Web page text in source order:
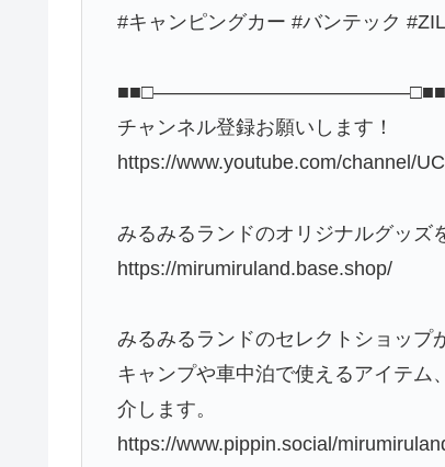
#キャンピングカー #バンテック
■■□―――――――――――――□■■
チャンネル登録お願いします！
https://www.youtube.com/channel/
みるみるランドのオリジナルグッズ
https://mirumiruland.base.shop/
みるみるランドのセレクトショップ
キャンプや車中泊で使えるアイテム
介します。
https://www.pippin.social/